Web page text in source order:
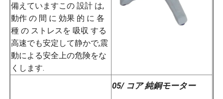
備えていますこの 設計 は,
動作 の 間 に 効果 的 に 各
種 の ストレスを 吸収 する
高速でも安定して静かで,震
動による安全上の危険をな
くします.
05/ コア 純銅モーター